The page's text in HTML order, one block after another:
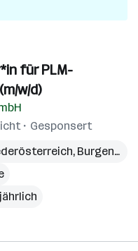
für PLM-
w/d)
Gesponsert
, Burgenland